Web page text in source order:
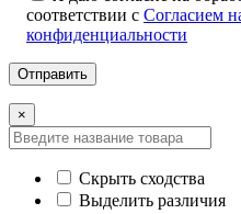
соответствии с Согласием
конфиденциальности
×
Скрыть сходства
Выделить различия